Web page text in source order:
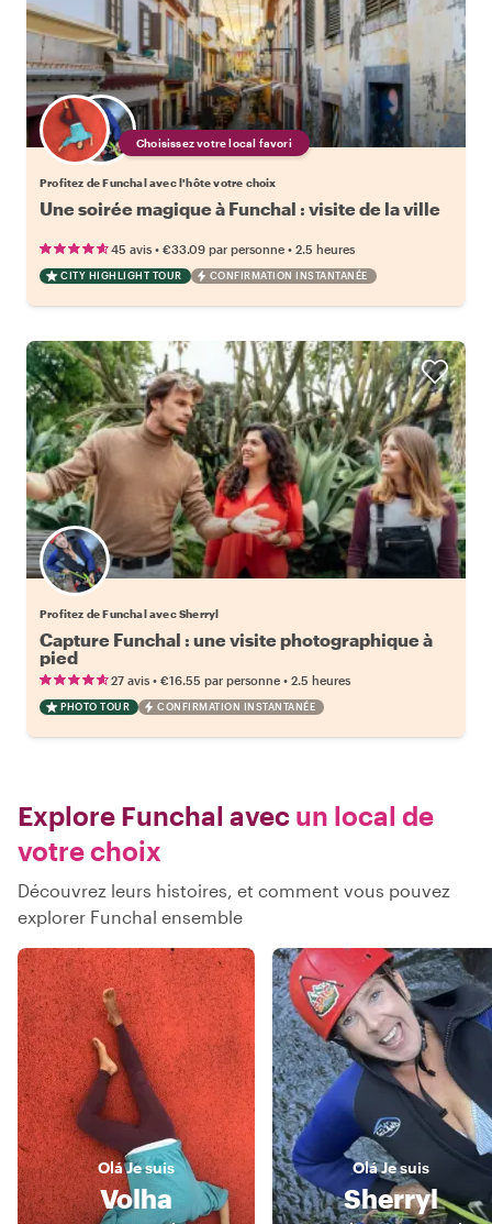
Choisissez votre local favori
Profitez de Funchal avec l'hôte votre choix
Une soirée magique à Funchal : visite de la ville
45 avis • €33.09 par personne • 2.5 heures
CITY HIGHLIGHT TOUR CONFIRMATION INSTANTANÉE
Profitez de Funchal avec Sherryl
Capture Funchal : une visite photographique à
pied
27 avis • €16.55 par personne • 2.5 heures
PHOTO TOUR CONFIRMATION INSTANTANÉE
Explore Funchal avec un local de
votre choix
Découvrez leurs histoires, et comment vous pouvez
explorer Funchal ensemble
OláJe suis
Volha
OláJe suis
Sherryl